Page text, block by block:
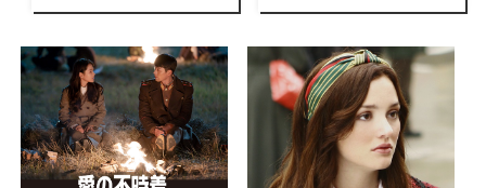
イングを開催！
開決定！